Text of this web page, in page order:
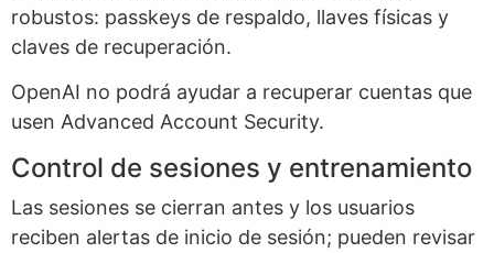
robustos: passkeys de respaldo, llaves físicas y
claves de recuperación.
OpenAI no podrá ayudar a recuperar cuentas que
usen Advanced Account Security.
Control de sesiones y entrenamiento
Las sesiones se cierran antes y los usuarios
reciben alertas de inicio de sesión; pueden revisar